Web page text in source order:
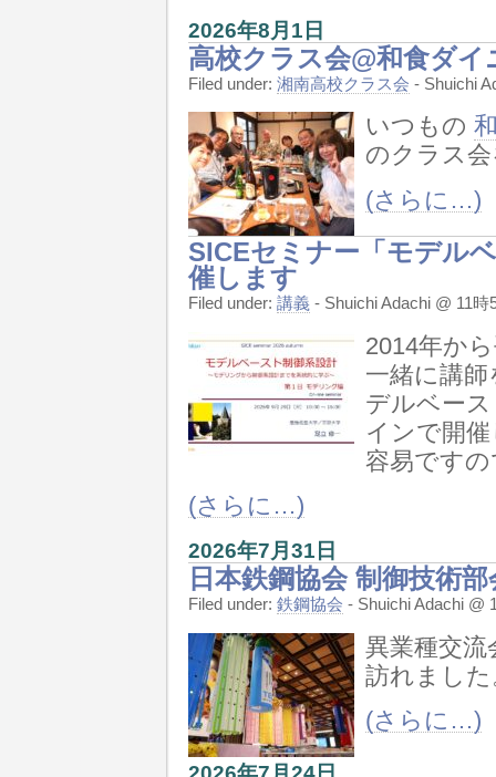
2026年8月1日
高校クラス会@和食ダ
Filed under: 湘南高校クラス会 - Shuichi
いつもの
のクラス
(さらに…)
SICEセミナー「モデル
催します
Filed under: 講義 - Shuichi Adachi @ 11時
2014年か
一緒に講
デルベー
インで開
容易です
(さらに…)
2026年7月31日
日本鉄鋼協会 制御技術
Filed under: 鉄鋼協会 - Shuichi Adachi @
異業種交流
訪れました
(さらに…)